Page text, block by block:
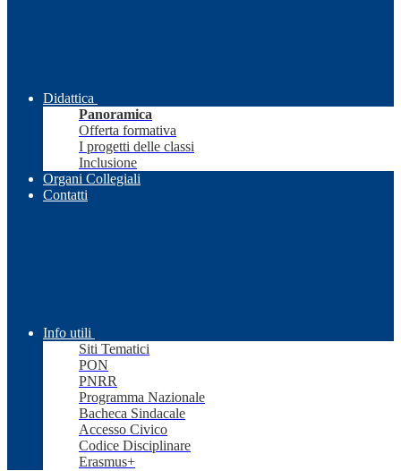
Didattica
Panoramica
Offerta formativa
I progetti delle classi
Inclusione
Organi Collegiali
Contatti
Info utili
Siti Tematici
PON
PNRR
Programma Nazionale
Bacheca Sindacale
Accesso Civico
Codice Disciplinare
Erasmus+